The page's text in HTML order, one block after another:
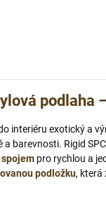
podlaha
interiéru exotický a
barevnosti. Rigid
pro rychlou a
podložku, která